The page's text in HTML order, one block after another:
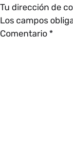
Tu dirección de
Los campos
Comentario *